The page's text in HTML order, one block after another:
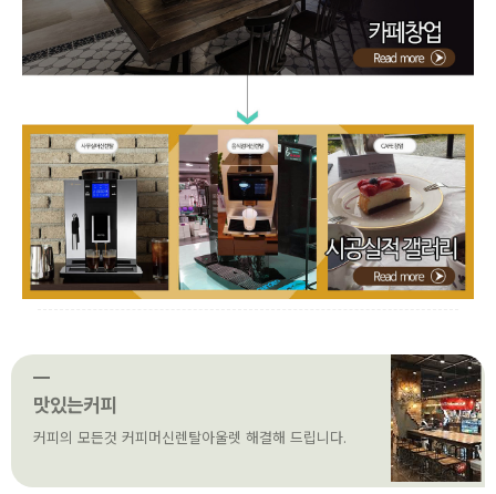
맛있는커피
커피의 모든것 커피머신렌탈아울렛 해결해 드립니다.